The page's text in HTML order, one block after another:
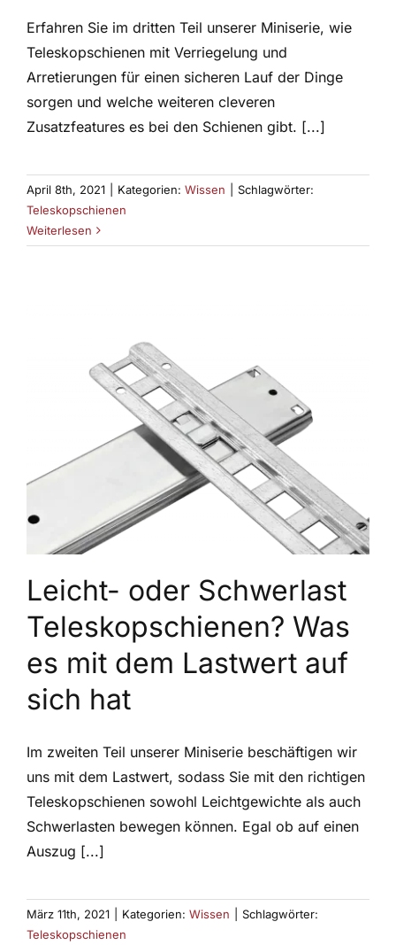
Erfahren Sie im dritten Teil unserer Miniserie, wie
Teleskopschienen mit Verriegelung und
Arretierungen für einen sicheren Lauf der Dinge
sorgen und welche weiteren cleveren
Zusatzfeatures es bei den Schienen gibt. [...]
April 8th, 2021 Kategorien: Wissen
Schlagwörter:
Teleskopschienen
Weiterlesen
Leicht- oder Schwerlast
Teleskopschienen? Was
es mit dem Lastwert auf
sich hat
Im zweiten Teil unserer Miniserie beschäftigen wir
uns mit dem Lastwert, sodass Sie mit den richtigen
Teleskopschienen sowohl Leichtgewichte als auch
Schwerlasten bewegen können. Egal ob auf einen
Auszug [...]
März 11th, 2021 Kategorien: Wissen
Schlagwörter:
Teleskopschienen